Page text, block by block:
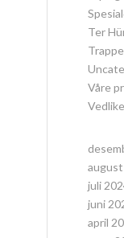
Ter
Våre
juli
juni
april